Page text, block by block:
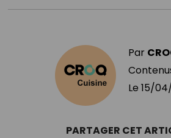
Par
Le 15/
PARTAGER CET